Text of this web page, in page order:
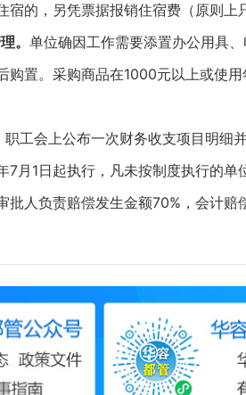
的，另凭票据报销住宿费（原则上
。 单位确因工作需要添置办公用具
购置。采购商品在1000元以上或使用
工会上公布一次财务收支项目明细
7月1日起执行，凡未按制度执行的
人负责赔偿发生金额70%，会计赔